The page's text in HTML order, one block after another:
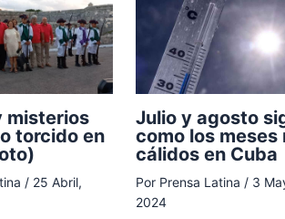
misterios
torcido en
/ 25 Abril,
Julio y agosto
como los meses
cálidos en Cuba
Por Prensa Latina / 3
2024